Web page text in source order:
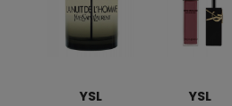
YSL
YSL